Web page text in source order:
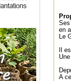
en
Le
Il
A